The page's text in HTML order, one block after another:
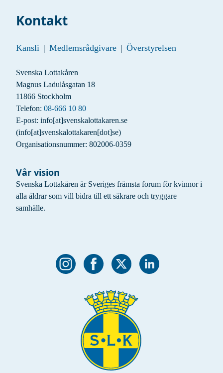
Vår vision
Svenska Lottakåren är Sveriges främsta forum för kvinnor i
alla åldrar som vill bidra till ett säkrare och tryggare
samhälle.
Kontakt
Kansli | Medlemsrådgivare | Överstyrelsen
Svenska Lottakåren
Magnus Ladulåsgatan 18
11866 Stockholm
Telefon: 08-666 10 80
E-post: info[at]svenskalottakaren.se
(info[at]svenskalottakaren[dot]se)
Organisationsnummer: 802006-0359